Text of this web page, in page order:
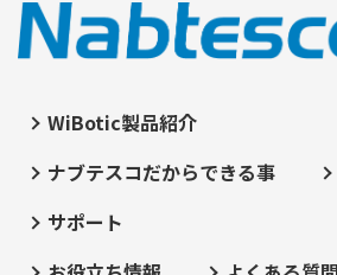
WiBotic製品紹介
ナブテスコだからできる事
サポート